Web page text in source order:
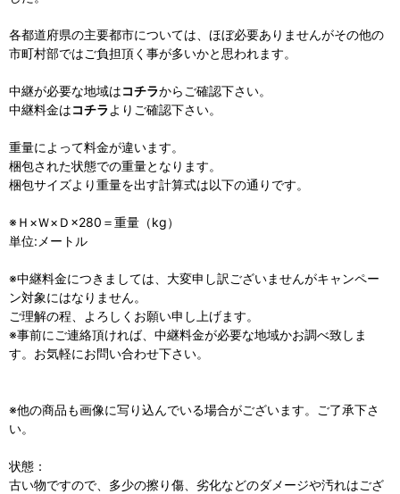
各都道府県の主要都市については、ほぼ必要ありませんがその他の
市町村部ではご負担頂く事が多いかと思われます。
中継が必要な地域はコチラからご確認下さい。
中継料金はコチラよりご確認下さい。
重量によって料金が違います。
梱包された状態での重量となります。
梱包サイズより重量を出す計算式は以下の通りです。
※Ｈ×Ｗ×Ｄ×280＝重量（kg）
単位:メートル
※中継料金につきましては、大変申し訳ございませんがキャンペー
ン対象にはなりません。
ご理解の程、よろしくお願い申し上げます。
※事前にご連絡頂ければ、中継料金が必要な地域かお調べ致しま
す。お気軽にお問い合わせ下さい。
※他の商品も画像に写り込んでいる場合がございます。ご了承下さ
い。
状態：
古い物ですので、多少の擦り傷、劣化などのダメージや汚れはござ